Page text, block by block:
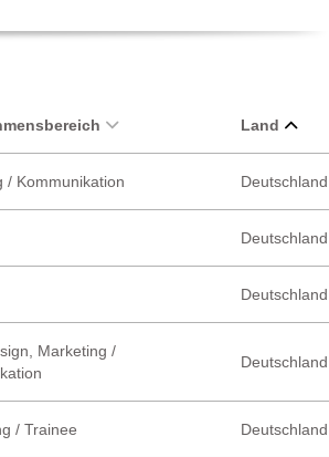
Land
/ Kommunikation Deutschland
Deutschland
Deutschland
Marketing /
Deutschland
/ Trainee Deutschland